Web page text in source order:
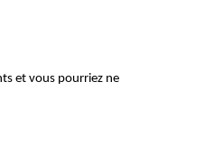
et vous pourriez ne